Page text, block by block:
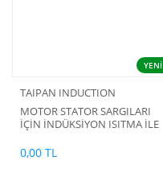
YENİ
TAIPAN INDUCTION
MOTOR STATOR SARGILARI
İÇİN İNDÜKSİYON ISITMA İLE
0,00 TL